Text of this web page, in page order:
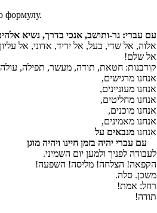
формулу.
עם עברי: גר-ותושב, אנכי בדרך, נשיא
אלוה, אל שדי, בעל, אל ידיד, אדוני, אל
אל שלם!
קורבנות: חטאת, תודה, מעשר, תפילה,
אנחנו מרגישים,
אנחנו מעוניינים,
אנחנו מחליטים,
אנחנו מוכנים,
אנחנו מאמינים,
אנחנו מנבאים על
עם עברי יהיה בזמן חיינו ויהיה מוגן
לעבודה לפניך ולמען יום השמיני.
הקפאה! הצלחה! מליסה! השפעה!
משכן. סלה.
רחל: אמת!
תודה!